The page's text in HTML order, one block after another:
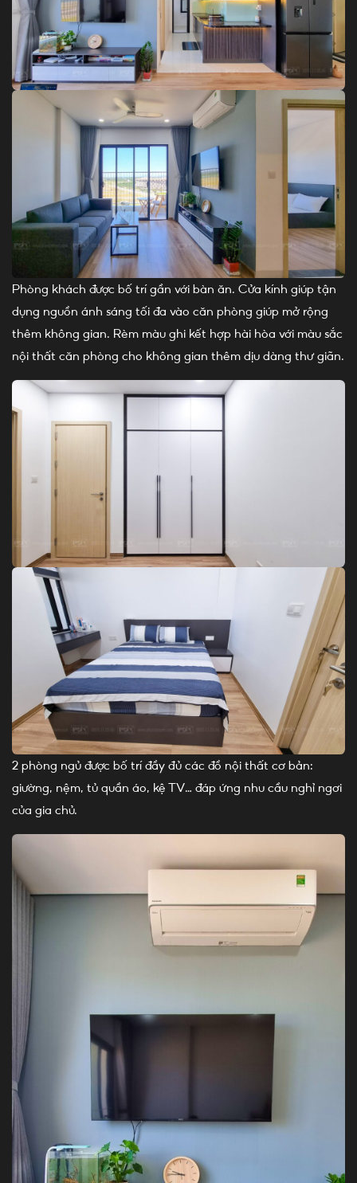
Phòng khách được bố trí gần với bàn ăn. Cửa kính giúp tận
dụng nguồn ánh sáng tối đa vào căn phòng giúp mở rộng
thêm không gian. Rèm màu ghi kết hợp hài hòa với màu sắc
nội thất căn phòng cho không gian thêm dịu dàng thư giãn.
2 phòng ngủ được bố trí đầy đủ các đồ nội thất cơ bản:
giường, nệm, tủ quần áo, kệ TV… đáp ứng nhu cầu nghỉ ngơi
của gia chủ.